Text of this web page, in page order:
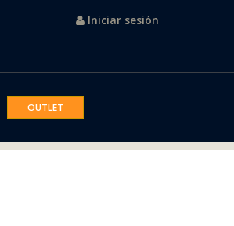
Iniciar sesión
OUTLET